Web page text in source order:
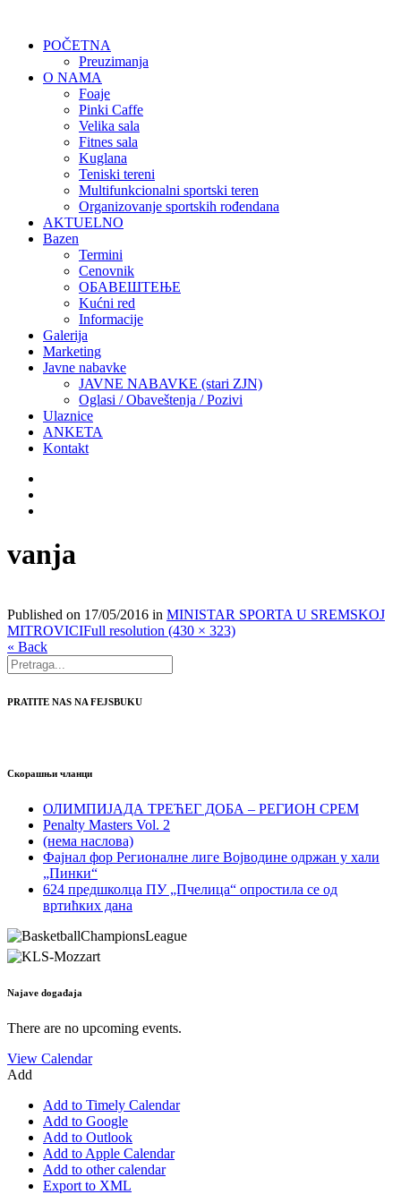
POČETNA
Preuzimanja
O NAMA
Foaje
Pinki Caffe
Velika sala
Fitnes sala
Kuglana
Teniski tereni
Multifunkcionalni sportski teren
Organizovanje sportskih rođendana
AKTUELNO
Bazen
Termini
Cenovnik
ОБАВЕШТЕЊЕ
Kućni red
Informacije
Galerija
Marketing
Javne nabavke
JAVNE NABAVKE (stari ZJN)
Oglasi / Obaveštenja / Pozivi
Ulaznice
ANKETA
Kontakt
vanja
Published on 17/05/2016 in MINISTAR SPORTA U SREMSKOJ
MITROVICIFull resolution (430 × 323)
« Back
PRATITE NAS NA FEJSBUKU
Скорашњи чланци
ОЛИМПИЈАДА ТРЕЋЕГ ДОБА – РЕГИОН СРЕМ
Penalty Masters Vol. 2
(нема наслова)
Фајнал фор Регионалне лиге Војводине одржан у хали
„Пинки“
624 предшколца ПУ „Пчелица“ опростила се од
вртићких дана
Najave događaja
There are no upcoming events.
View Calendar
Add
Add to Timely Calendar
Add to Google
Add to Outlook
Add to Apple Calendar
Add to other calendar
Export to XML